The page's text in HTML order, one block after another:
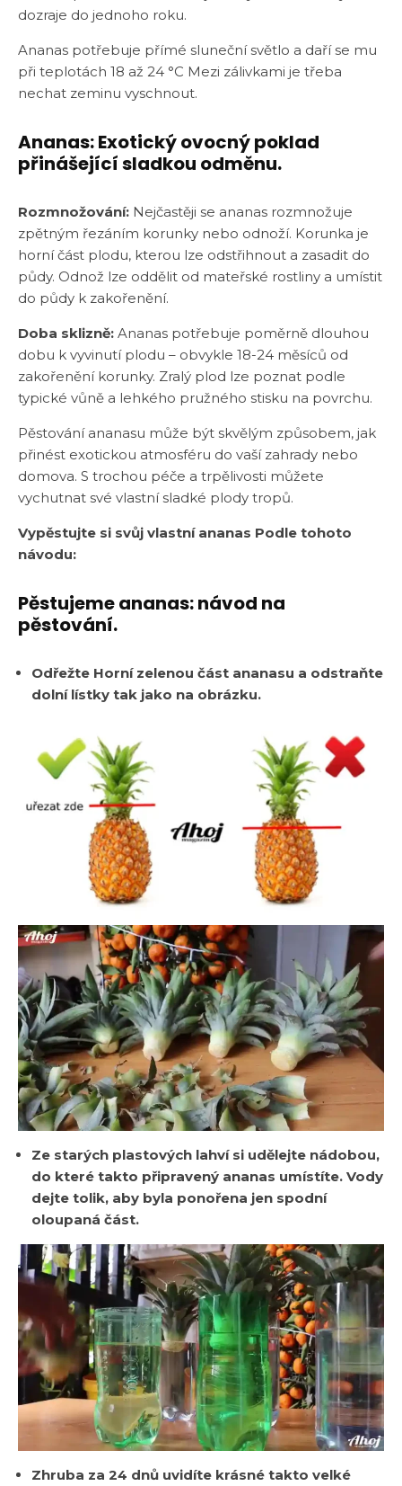
dozraje do jednoho roku.
Ananas potřebuje přímé sluneční světlo a daří se mu
při teplotách 18 až 24 °C Mezi zálivkami je třeba
nechat zeminu vyschnout.
Ananas: Exotický ovocný poklad
přinášející sladkou odměnu.
Rozmnožování: Nejčastěji se ananas rozmnožuje
zpětným řezáním korunky nebo odnoží. Korunka je
horní část plodu, kterou lze odstřihnout a zasadit do
půdy. Odnož lze oddělit od mateřské rostliny a umístit
do půdy k zakořenění.
Doba sklizně: Ananas potřebuje poměrně dlouhou
dobu k vyvinutí plodu – obvykle 18-24 měsíců od
zakořenění korunky. Zralý plod lze poznat podle
typické vůně a lehkého pružného stisku na povrchu.
Pěstování ananasu může být skvělým způsobem, jak
přinést exotickou atmosféru do vaší zahrady nebo
domova. S trochou péče a trpělivosti můžete
vychutnat své vlastní sladké plody tropů.
Vypěstujte si svůj vlastní ananas Podle tohoto
návodu:
Pěstujeme ananas: návod na
pěstování.
Odřežte Horní zelenou část ananasu a odstraňte
dolní lístky tak jako na obrázku.
Ze starých plastových lahví si udělejte nádobou,
do které takto připravený ananas umístíte. Vody
dejte tolik, aby byla ponořena jen spodní
oloupaná část.
Zhruba za 24 dnů uvidíte krásné takto velké